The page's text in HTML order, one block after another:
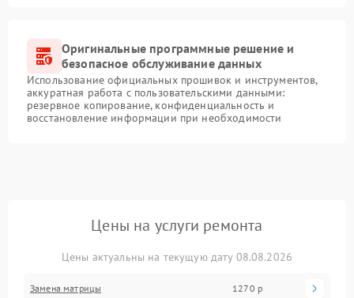
Оригинальные программные решение и
безопасное обслуживание данных
Использование официальных прошивок и инструментов,
аккуратная работа с пользовательскими данными:
резервное копирование, конфиденциальность и
восстановление информации при необходимости
Цены на услуги ремонта
Цены актуальны на текущую дату 08.08.2026
Замена матрицы 1270 р